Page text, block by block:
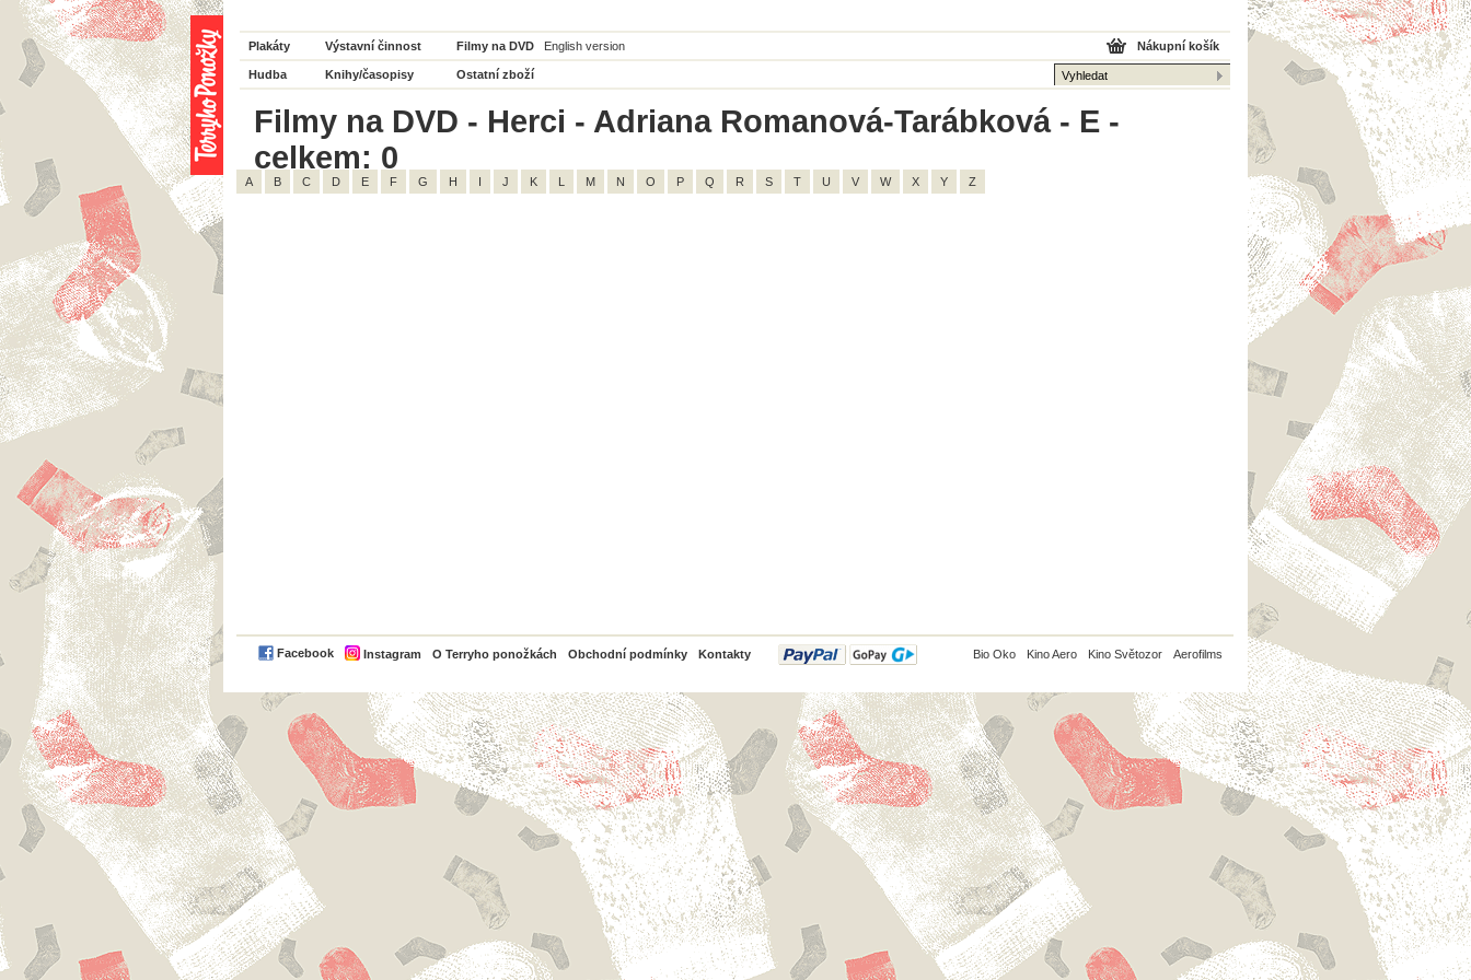
Plakáty Výstavní činnost Filmy na DVD English version
Hudba Knihy/časopisy Ostatní zboží
Nákupní košík
Filmy na DVD - Herci - Adriana Romanová-Tarábková - E -
celkem: 0
A B C D E F G H I J K L M N O P Q R S T U V W X Y Z
Facebook Instagram O Terryho ponožkách Obchodní podmínky Kontakty
PayPal Bio Oko Kino Aero Kino Světozor Aerofilms